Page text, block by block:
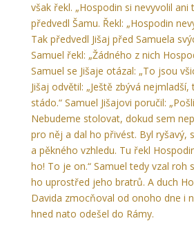
však řekl. „Hospodin si nevyvolil ani
předvedl Šamu. Řekl: „Hospodin
Tak předvedl Jišaj před Samuela
Samuel řekl: „Žádného z nich
Samuel se Jišaje otázal: „To jsou
Jišaj odvětil: „Ještě zbývá nejmladší,
stádo.“ Samuel Jišajovi poručil:
Nebudeme stolovat, dokud sem
pro něj a dal ho přivést. Byl ryšavý,
a pěkného vzhledu. Tu řekl
ho! To je on.“ Samuel tedy vzal roh
ho uprostřed jeho bratrů. A duch
Davida zmocňoval od onoho dne i
hned nato odešel do Rámy.